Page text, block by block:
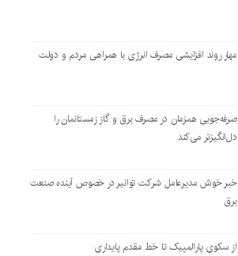
مهار روند افزایشی مصرف انرژی با همراهی مردم و دولت
صرفه‌جویی همزمان در مصرف برق و گاز زمستانمان را
دل‌انگیزتر می‌کند
خبر خوش مدیرعامل شرکت توانیر در خصوص آینده صنعت
برق
از سکوی پارالمپیک تا خط مقدم پایداری